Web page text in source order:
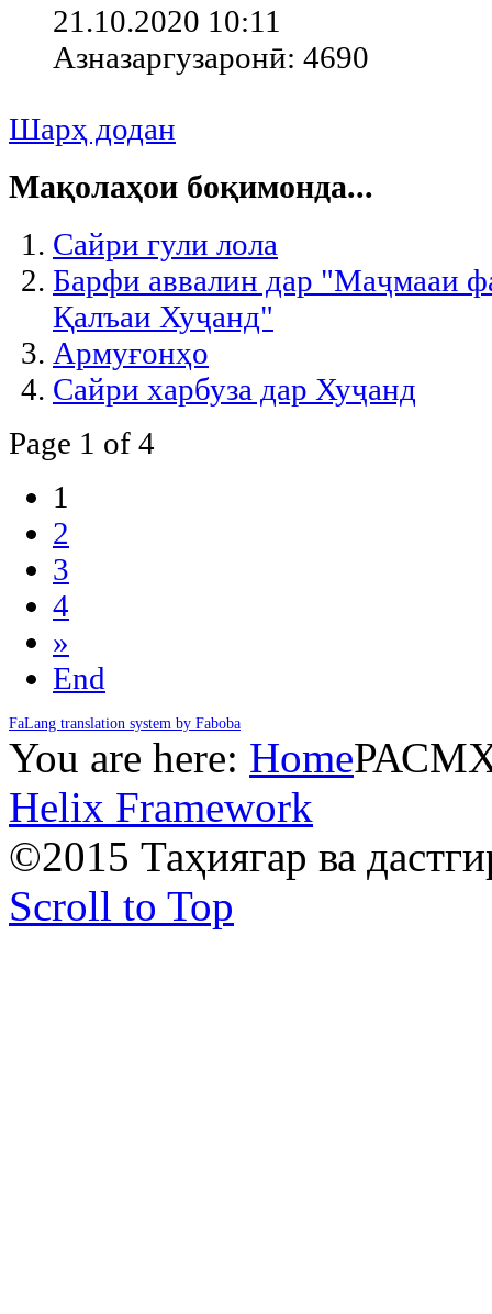
21.10.2020 10:11
Азназаргузаронӣ: 4690
Шарҳ додан
Мақолаҳои боқимонда...
Сайри гули лола
Барфи аввалин дар "Маҷмааи
Қалъаи Хуҷанд"
Армуғонҳо
Сайри харбуза дар Хуҷанд
Page 1 of 4
1
2
3
4
»
End
FaLang translation system by Faboba
You are here: Home
Helix Framework
©2015 Таҳиягар ва
Scroll to Top